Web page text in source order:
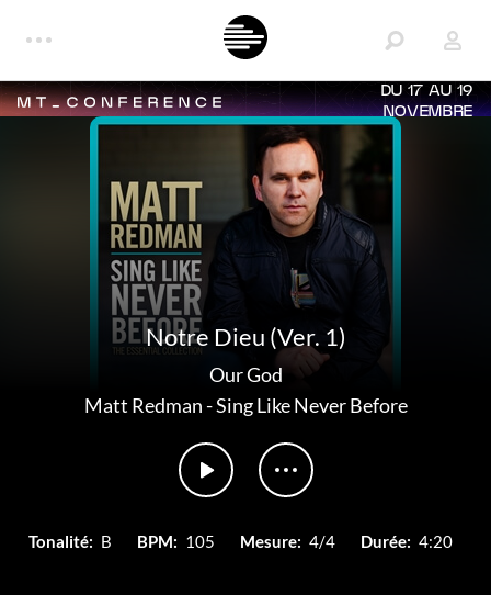
DU 17 AU 19
NOVEMBRE
Notre Dieu (Ver. 1)
Our God
Matt Redman-Sing Like Never Before
Tonalité: B BPM: 105 Mesure: 4/4 Durée: 4:20